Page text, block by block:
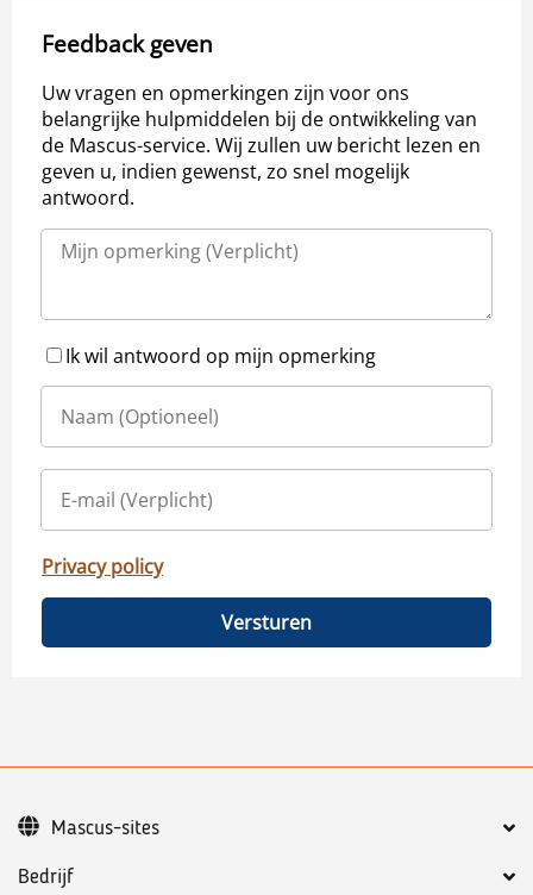
Feedback geven
Uw vragen en opmerkingen zijn voor ons
belangrijke hulpmiddelen bij de ontwikkeling van
de Mascus-service. Wij zullen uw bericht lezen en
geven u, indien gewenst, zo snel mogelijk
antwoord.
Ik wil antwoord op mijn opmerking
Privacy policy
Versturen
Bedrijf
Mascus-sites